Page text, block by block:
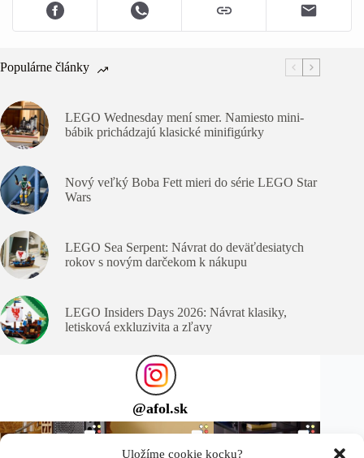
Uložíme cookie kocku?
Populárne články
LEGO Wednesday mení smer. Namiesto mini-
bábik prichádzajú klasické minifigúrky
Nový veľký Boba Fett mieri do série LEGO Star
Wars
LEGO Sea Serpent: Návrat do deväťdesiatych
rokov s novým darčekom k nákupu
LEGO Insiders Days 2026: Návrat klasiky,
letisková exkluzivita a zľavy
@afol.sk